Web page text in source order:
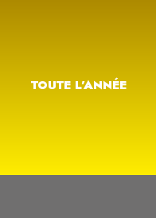
TOUTE L’ANNÉE